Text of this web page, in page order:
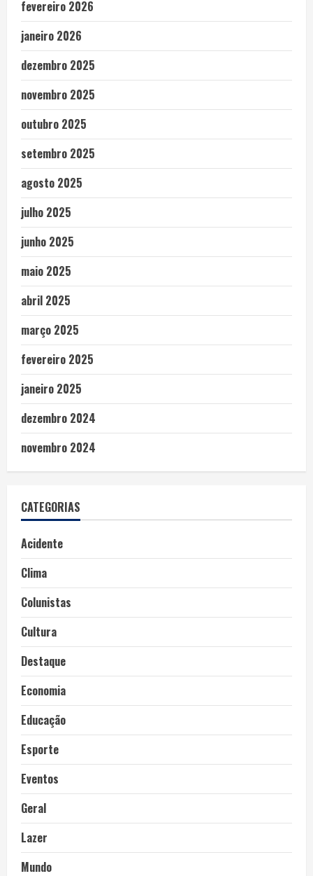
fevereiro 2026
janeiro 2026
dezembro 2025
novembro 2025
outubro 2025
setembro 2025
agosto 2025
julho 2025
junho 2025
maio 2025
abril 2025
março 2025
fevereiro 2025
janeiro 2025
dezembro 2024
novembro 2024
CATEGORIAS
Acidente
Clima
Colunistas
Cultura
Destaque
Economia
Educação
Esporte
Eventos
Geral
Lazer
Mundo